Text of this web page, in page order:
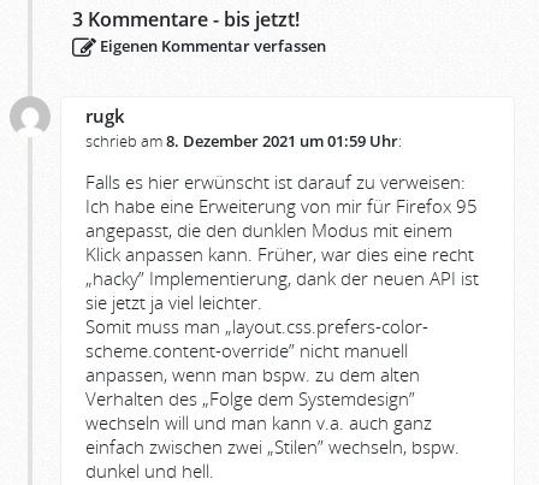
3 Kommentare - bis jetzt!
Eigenen Kommentar verfassen
rugk
schrieb am8. Dezember 2021 um 01:59 Uhr:
Falls es hier erwünscht ist darauf zu verweisen:
Ich habe eine Erweiterung von mir für Firefox 95
angepasst, die den dunklen Modus mit einem
Klick anpassen kann. Früher, war dies eine recht
„hacky” Implementierung, dank der neuen API ist
sie jetzt ja viel leichter.
Somit muss man „layout.css.prefers-color-
scheme.content-override” nicht manuell
anpassen, wenn man bspw. zu dem alten
Verhalten des „Folge dem Systemdesign”
wechseln will und man kann v.a. auch ganz
einfach zwischen zwei „Stilen” wechseln, bspw.
dunkel und hell.